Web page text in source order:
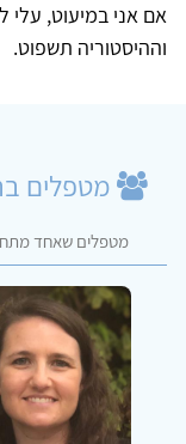
אם אני במיעוט, עלי
וההיסטוריה תשפוט.
מטפלים
מטפלים שאחד